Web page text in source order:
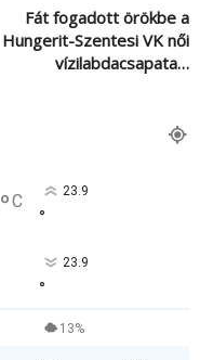
Fát fogadott örökbe a
Hungerit-Szentesi VK női
vízilabdacsapata…
°C 23.9
°
23.9
°
13%